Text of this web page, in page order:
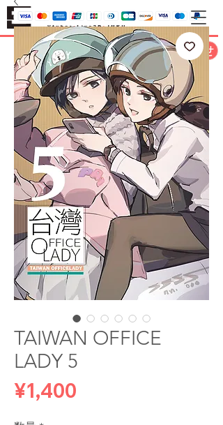
お問い合わせ
TAIWAN OFFICE
LADY 5
¥1,400